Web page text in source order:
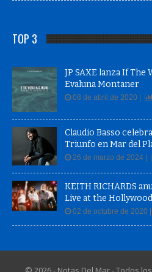
Evaluna Montaner
08 de abril de 2020 |
Claudio Basso
Triunfo en Mar del
26 de marzo de 2024 |
KEITH RICHARDS
Live at the
02 de octubre de 2020